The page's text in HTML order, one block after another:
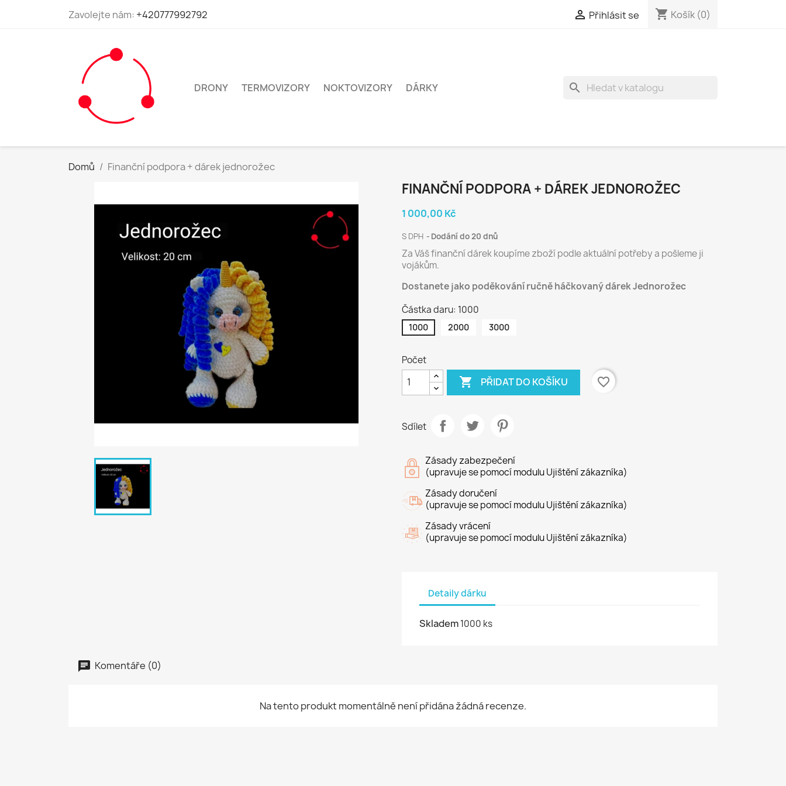
Zavolejte nám: +420777992792  Přihlásit se shopping_cart Košík (0)
DRONY TERMOVIZORY NOKTOVIZORY DÁRKY search
Domů Finanční podpora + dárek jednorožec
FINANČNÍ PODPORA + DÁREK JEDNOROŽEC
1 000,00 Kč
S DPH Dodání do 20 dnů
Za Váš finanční dárek koupíme zboží podle aktuální potřeby a pošleme ji
vojákům.
Dostanete jako poděkování ručně háčkovaný dárek Jednorožec
Částka daru: 1000
1000 2000 3000
Počet
 PŘIDAT DO KOŠÍKU favorite_border
Sdílet
Zásady zabezpečení
(upravuje se pomocí modulu Ujištění zákazníka)
Zásady doručení
(upravuje se pomocí modulu Ujištění zákazníka)
Zásady vrácení
(upravuje se pomocí modulu Ujištění zákazníka)
Detaily dárku
Skladem1000 ks
Komentáře (0)
Na tento produkt momentálně není přidána žádná recenze.